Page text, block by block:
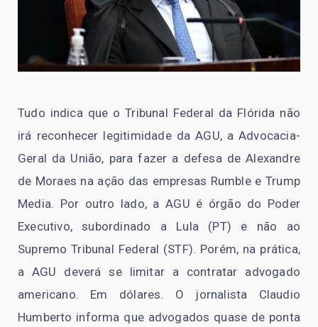
Tudo indica que o Tribunal Federal da Flórida não
irá reconhecer legitimidade da AGU, a Advocacia-
Geral da União, para fazer a defesa de Alexandre
de Moraes na ação das empresas Rumble e Trump
Media. Por outro lado, a AGU é órgão do Poder
Executivo, subordinado a Lula (PT) e não ao
Supremo Tribunal Federal (STF). Porém, na prática,
a AGU deverá se limitar a contratar advogado
americano. Em dólares. O jornalista Claudio
Humberto informa que advogados quase de ponta